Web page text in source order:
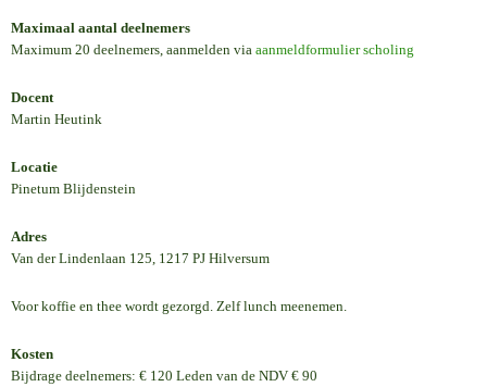
Maximaal aantal deelnemers
Maximum 20 deelnemers, aanmelden via aanmeldformulier scholing
Docent
Martin Heutink
Locatie
Pinetum Blijdenstein
Adres
Van der Lindenlaan 125, 1217 PJ Hilversum
Voor koffie en thee wordt gezorgd. Zelf lunch meenemen.
Kosten
Bijdrage deelnemers: € 120 Leden van de NDV € 90